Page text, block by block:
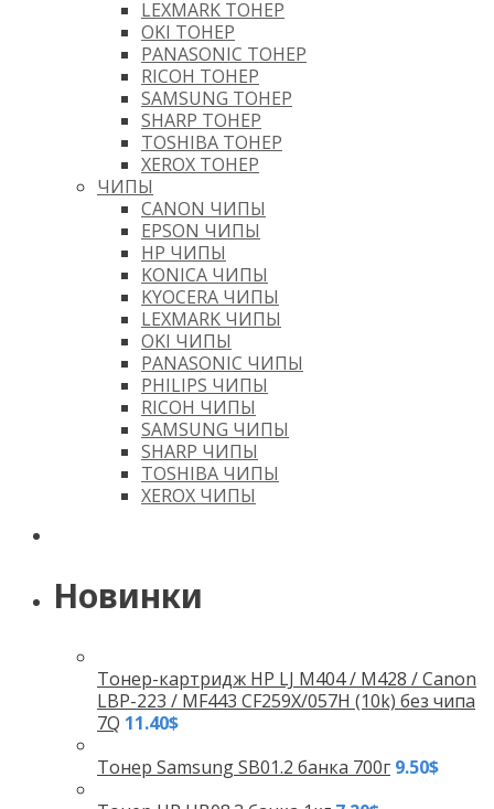
LEXMARK ТОНЕР
OKI ТОНЕР
PANASONIC ТОНЕР
RICOH ТОНЕР
SAMSUNG ТОНЕР
SHARP ТОНЕР
TOSHIBA ТОНЕР
XEROX ТОНЕР
ЧИПЫ
CANON ЧИПЫ
EPSON ЧИПЫ
HP ЧИПЫ
KONICA ЧИПЫ
KYOCERA ЧИПЫ
LEXMARK ЧИПЫ
OKI ЧИПЫ
PANASONIC ЧИПЫ
PHILIPS ЧИПЫ
RICOH ЧИПЫ
SAMSUNG ЧИПЫ
SHARP ЧИПЫ
TOSHIBA ЧИПЫ
XEROX ЧИПЫ
Новинки
Тонер-картридж HP LJ M404 / M428 / Canon
LBP-223 / MF443 CF259X/057H (10k) без чипа
7Q 11.40$
Тонер Samsung SB01.2 банка 700г 9.50$